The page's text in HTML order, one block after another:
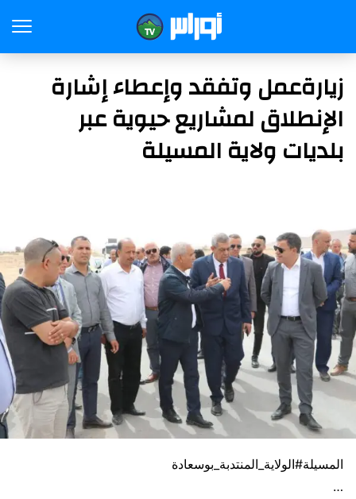
زيارةعمل وتفقد وإعطاء إشارة
الإنطلاق لمشاريع حيوية عبر
بلديات ولاية المسيلة
المسيلة#الولاية_المنتدبة_بوسعادة
…